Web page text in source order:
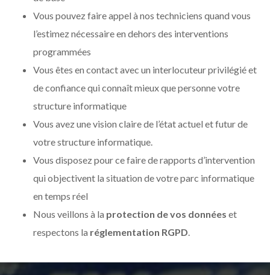
Vous pouvez faire appel à nos techniciens quand vous
l’estimez nécessaire en dehors des interventions
programmées
Vous êtes en contact avec un interlocuteur privilégié et
de confiance qui connaît mieux que personne votre
structure informatique
Vous avez une vision claire de l’état actuel et futur de
votre structure informatique.
Vous disposez pour ce faire de rapports d’intervention
qui objectivent la situation de votre parc informatique
en temps réel
Nous veillons à la protection de vos données et
respectons la réglementation RGPD.